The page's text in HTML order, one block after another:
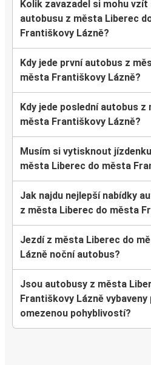
Kolik zavazadel si mohu vzít
autobusu z města Liberec
Františkovy Lázně?
Kdy jede první autobus z
města Františkovy Lázně?
Kdy jede poslední autobus
města Františkovy Lázně?
Musím si vytisknout
města Liberec do města
Jak najdu nejlepší nabídky
z města Liberec do města
Jezdí z města Liberec do
Lázně noční autobus?
Jsou autobusy z města
Františkovy Lázně
omezenou pohyblivostí?